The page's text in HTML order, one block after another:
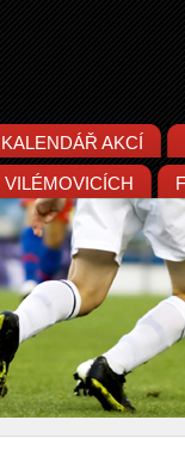
KALENDÁŘ AKCÍ